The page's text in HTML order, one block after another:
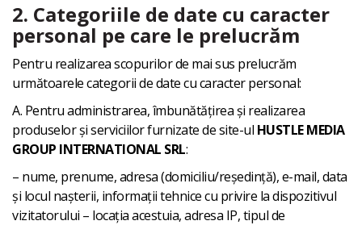
2. Categoriile de date cu caracter
personal pe care le prelucrăm
Pentru realizarea scopurilor de mai sus prelucrăm
următoarele categorii de date cu caracter personal:
A. Pentru administrarea, îmbunătățirea și realizarea
produselor și serviciilor furnizate de site-ul HUSTLE MEDIA
GROUP INTERNATIONAL SRL:
– nume, prenume, adresa (domiciliu/reședință), e-mail, data
și locul nașterii, informații tehnice cu privire la dispozitivul
vizitatorului – locația acestuia, adresa IP, tipul de